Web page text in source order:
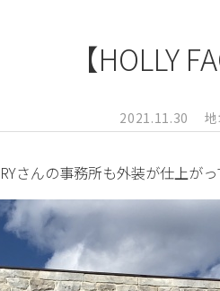
【HOLLY
2021.11.30
さんの事務所も外装が仕上が